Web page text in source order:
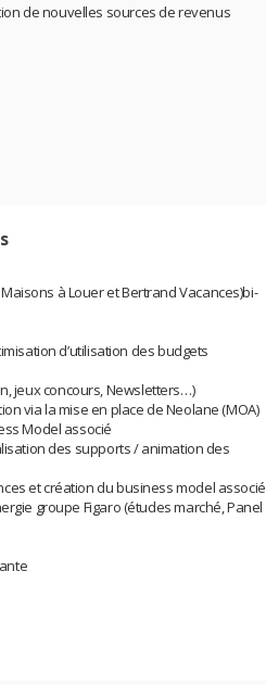
de nouvelles sources de revenus
à Louer et Bertrand Vacances)bi-
d’utilisation des budgets
jeux concours, Newsletters…)
via la mise en place de Neolane (MOA)
Model associé
des supports / animation des
et création du business model associé
groupe Figaro (études marché, Panel